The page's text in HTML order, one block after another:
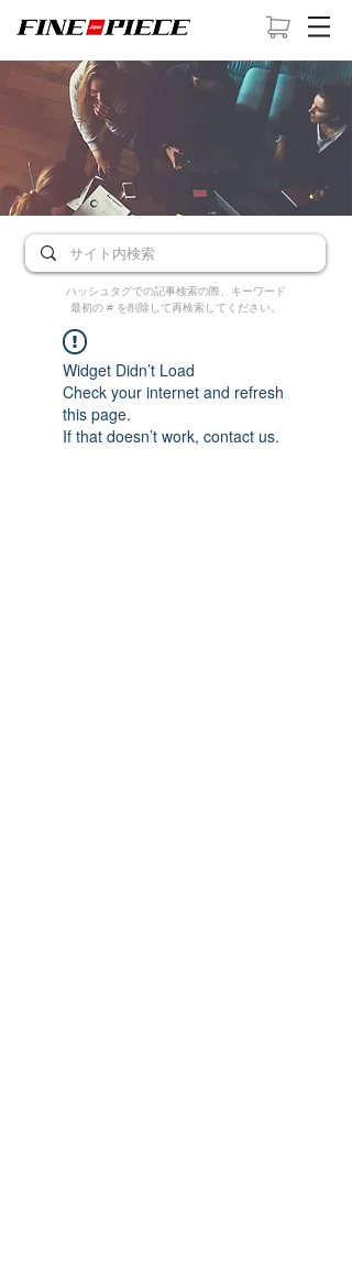
ハッシュタグでの記事検索の際、キーワード
最初の # を削除して再検索してください。
Widget Didn’t Load
Check your internet and refresh
this page.
If that doesn’t work, contact us.